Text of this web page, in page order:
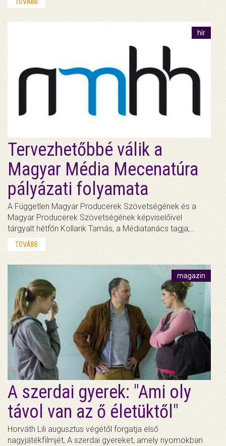
TOVÁBB
hír
Tervezhetőbbé válik a
Magyar Média Mecenatúra
pályázati folyamata
A Független Magyar Producerek Szövetségének és a
Magyar Producerek Szövetségének képviselőivel
tárgyalt hétfőn Kollarik Tamás, a Médiatanács tagja;…
TOVÁBB
magazin
A szerdai gyerek: "Ami oly
távol van az ő életüktől"
Horváth Lili augusztus végétől forgatja első
nagyjátékfilmjét, A szerdai gyereket, amely nyomokban